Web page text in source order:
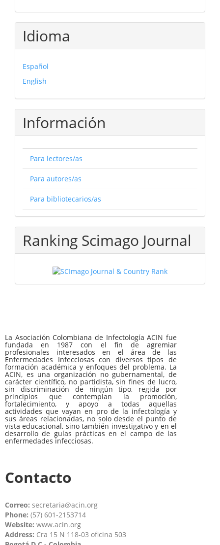
Idioma
Español
English
Información
Para lectores/as
Para autores/as
Para bibliotecarios/as
Ranking Scimago Journal
La Asociación Colombiana de Infectología ACIN fue
fundada en 1987 con el fin de agremiar
profesionales interesados en el área de las
Enfermedades Infecciosas con diversos tipos de
formación académica y enfoques del problema. La
ACIN, es una organización no gubernamental, de
carácter científico, no partidista, sin fines de lucro,
sin discriminación de ningún tipo, regida por
principios que contemplan la promoción,
fortalecimiento, y apoyo a todas aquellas
actividades que vayan en pro de la infectología y
sus áreas relacionadas, no solo desde el punto de
vista educacional, sino también investigativo y en el
desarrollo de guías prácticas en el campo de las
enfermedades infecciosas.
Contacto
Correo: secretaria@acin.org
Phone: (57) 601-2153714
Website: www.acin.org
Address: Cra 15 N 118-03 oficina 503